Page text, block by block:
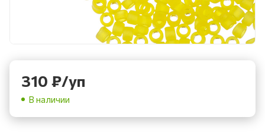
310 ₽/уп
В наличии